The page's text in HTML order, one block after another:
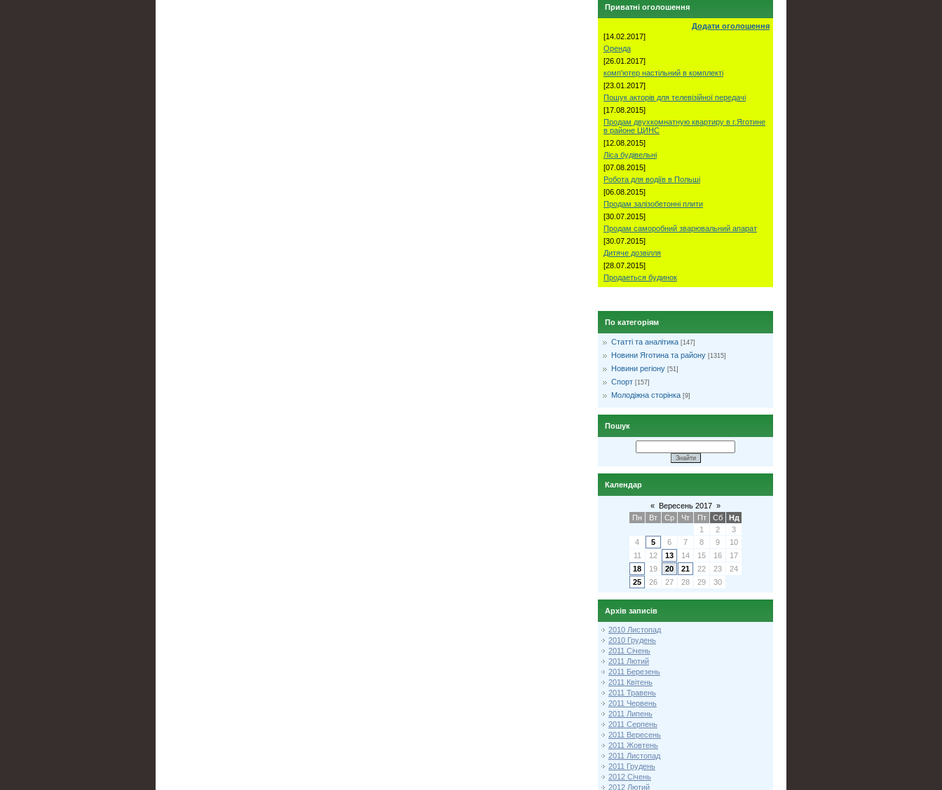
Приватні оголошення
Додати оголошення
[14.02.2017]
Оренда
[26.01.2017]
комп'ютер настільний в комплекті
[23.01.2017]
Пошук акторів для телевізійної передачі
[17.08.2015]
Продам двухкомнатную квартиру в г.Яготине
в районе ЦИНС
[12.08.2015]
Ліса будівельні
[07.08.2015]
Робота для водіїв в Польші
[06.08.2015]
Продам залізобетонні плити
[30.07.2015]
Продам саморобний зварювальний апарат
[30.07.2015]
Дитяче дозвілля
[28.07.2015]
Продаеться будинок
По категоріям
Статті та аналітика [147]
Новини Яготина та району [1315]
Новини регіону [51]
Спорт [157]
Молодіжна сторінка [9]
Пошук
Календар
« Вересень 2017 »
Пн
Вт Ср Чт Пт Сб
Нд
1
2
3
4
5 6 7 8 9
10
11
12 13 14 15 16
17
18
19 20 21 22 23
24
25
26 27 28 29 30
Архів записів
2010 Листопад
2010 Грудень
2011 Січень
2011 Лютий
2011 Березень
2011 Квітень
2011 Травень
2011 Червень
2011 Липень
2011 Серпень
2011 Вересень
2011 Жовтень
2011 Листопад
2011 Грудень
2012 Січень
2012 Лютий